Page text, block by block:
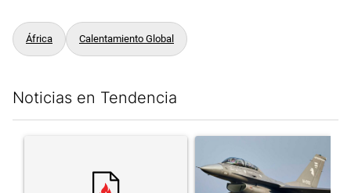
África Calentamiento Global
Noticias en Tendencia